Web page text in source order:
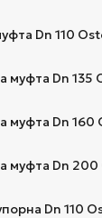
Dn 110
муфта Dn 135
муфта Dn
муфта Dn
Dn 110